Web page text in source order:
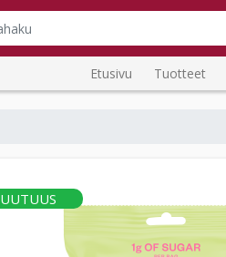
Etusivu Tuotteet
UUTUUS